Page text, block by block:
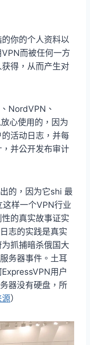
你的个人资料以
而被任何一方
得，从而产生对
NordVPN、
心使用的，因为
活动日志，并每
并公开发布审计
的，因为它shi 最
样一个VPN行业
的真实故事证实
志的实践是真实
抓捕暗杀俄国大
务器事件。土耳
用户
器没有硬盘，所
源）